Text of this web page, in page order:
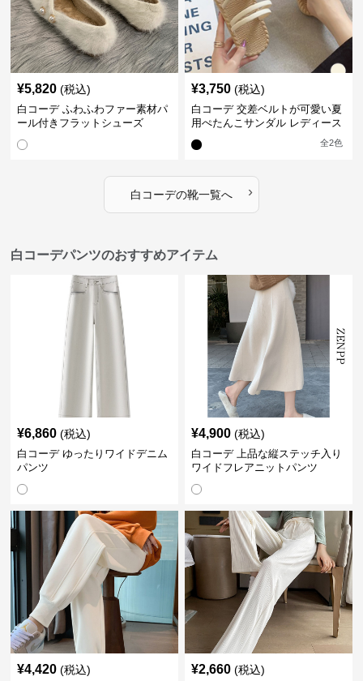
¥5,820 (税込)
白コーデ ふわふわファー素材パ
ール付きフラットシューズ
¥3,750 (税込)
白コーデ 交差ベルトが可愛い夏
用ぺたんこサンダル レディース
全2色
白コーデの靴一覧へ ›
白コーデパンツのおすすめアイテム
¥6,860 (税込)
白コーデ ゆったりワイドデニム
パンツ
¥4,900 (税込)
白コーデ 上品な縦ステッチ入り
ワイドフレアニットパンツ
¥4,420 (税込) ¥2,660 (税込)